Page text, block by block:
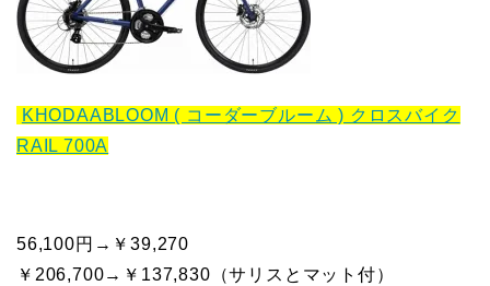
KHODAABLOOM ( コーダーブルーム ) クロスバイク
RAIL 700A
56,100円→￥39,270
￥206,700→ ￥137,830 （サリスとマット付）